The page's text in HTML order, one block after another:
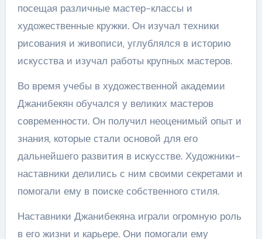
посещая различные мастер-классы и
художественные кружки. Он изучал техники
рисования и живописи, углублялся в историю
искусства и изучал работы крупных мастеров.
Во время учебы в художественной академии
Джанибекян обучался у великих мастеров
современности. Он получил неоценимый опыт и
знания, которые стали основой для его
дальнейшего развития в искусстве. Художники-
наставники делились с ним своими секретами и
помогали ему в поиске собственного стиля.
Наставники Джанибекяна играли огромную роль
в его жизни и карьере. Они помогали ему